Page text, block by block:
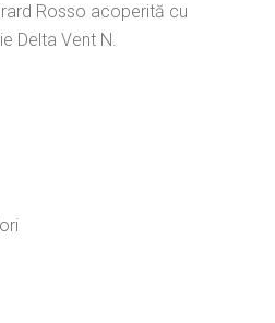
Rosso acoperită cu
Delta Vent N.